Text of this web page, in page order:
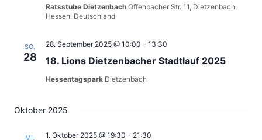
Ratsstube Dietzenbach Offenbacher Str. 11, Dietzenbach,
Hessen, Deutschland
SO.
28 18. Lions Dietzenbacher Stadtlauf 2025
28. September 2025 @ 10:00 - 13:30
Hessentagspark Dietzenbach
Oktober 2025
MI. 1. Oktober 2025 @ 19:30 - 21:30